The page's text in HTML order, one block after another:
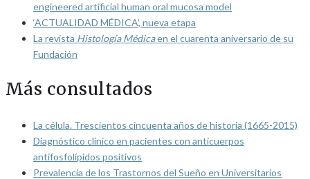
engineered artificial human oral mucosa model
‘ACTUALIDAD MÉDICA’, nueva etapa
La revista Histología Médicaen el cuarenta aniversario de su
Fundación
Más consultados
La célula. Trescientos cincuenta años de historia (1665-2015)
Diagnóstico clínico en pacientes con anticuerpos
antifosfolípidos positivos
Prevalencia de los Trastornos del Sueño en Universitarios